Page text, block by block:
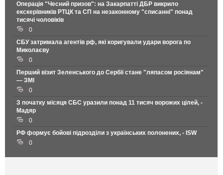
Операція "Чесний призов": на Закарпатті ДБР викрило
екскерівників РТЦК та СП на незаконному "списанні" понад
тисячі чоловіків
0
СБУ затримала агентів рф, які коригували удари ворога по
Миколаєву
0
Перший візит Зеленського до Сербії стане "ляпасом росіянам"
— ЗМІ
0
З початку місяця СБС уразили понад 11 тисяч ворожих цілей, -
Мадяр
0
РФ формує бойові підрозділи з українських полонених, - ISW
0